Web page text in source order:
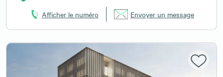
Afficher le numéro Envoyer un message